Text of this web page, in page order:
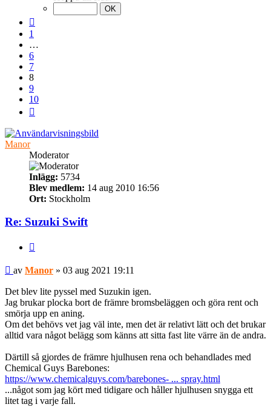
1
…
6
7
8
9
10
Manor
Moderator
Inlägg: 5734
Blev medlem: 14 aug 2010 16:56
Ort: Stockholm
Re: Suzuki Swift
Inlägg
av Manor » 03 aug 2021 19:11
Det blev lite pyssel med Suzukin igen.
Jag brukar plocka bort de främre bromsbeläggen och göra rent och
smörja upp en aning.
Om det behövs vet jag väl inte, men det är relativt lätt och det brukar
alltid vara något belägg som känns att sitta fast lite värre än de andra.
Därtill så gjordes de främre hjulhusen rena och behandlades med
Chemical Guys Barebones:
https://www.chemicalguys.com/barebones- ... spray.html
...något som jag kört med tidigare och håller hjulhusen snygga ett
litet tag i varje fall.